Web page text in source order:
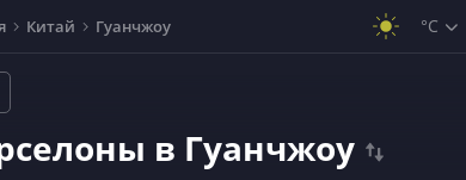
Китай Гуанчжоу °C
в Гуанчжоу